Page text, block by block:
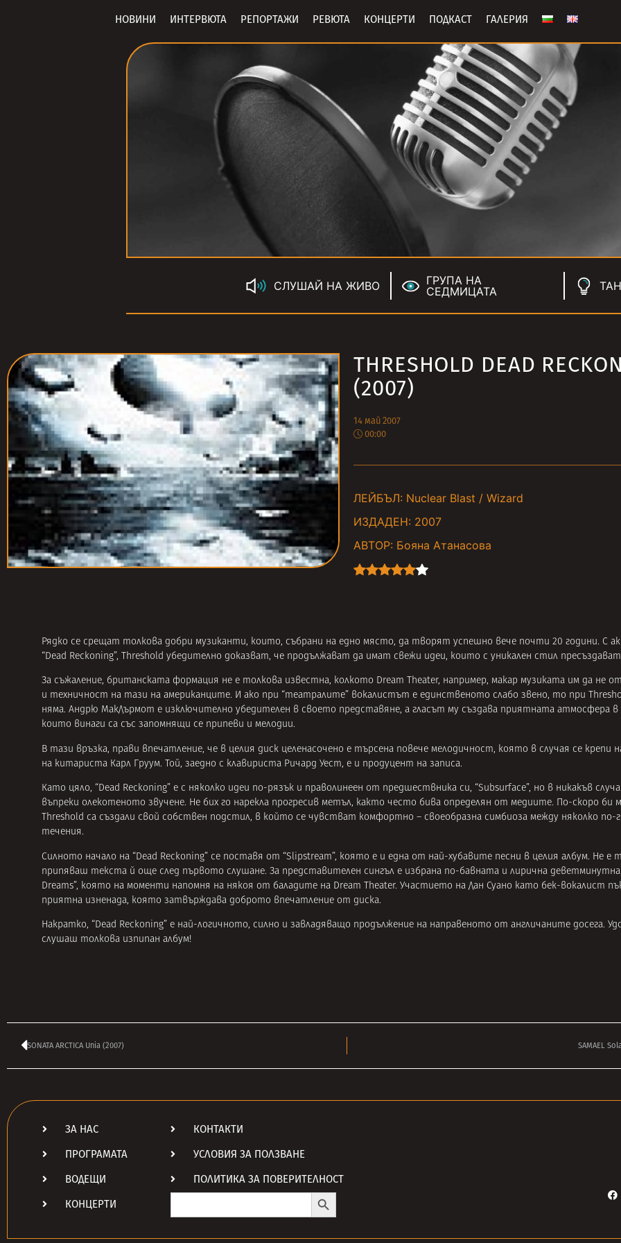
НОВИНИ ИНТЕРВЮТА РЕПОРТАЖИ РЕВЮТА КОНЦЕРТИ ПОДКАСТ ГАЛЕРИЯ
СЛУШАЙ НА ЖИВО
ГРУПА НА
СЕДМИЦАТА
THRESHOLD DEAD
(2007)
14 май 2007
00:00
ЛЕЙБЪЛ: Nuclear Blast / Wizard
ИЗДАДЕН: 2007
АВТОР: Бояна Атанасова
Рядко се срещат толкова добри музиканти, които, събрани на едно място, да творят успешно вече почти 20 години. С
“Dead Reckoning”, Threshold убедително доказват, че продължават да имат свежи идеи, които с уникален стил
За съжаление, британската формация не е толкова известна, колкото Dream Theater, например, макар музиката им да не
и техничност на тази на американците. И ако при “театралите” вокалистът е единственото слабо звено, то при
няма. Андрю МакДърмот е изключително убедителен в своето представяне, а гласът му създава приятната атмосфера в
които винаги са със запомнящи се припеви и мелодии.
В тази връзка, прави впечатление, че в целия диск целенасочено е търсена повече мелодичност, която в случая се крепи
на китариста Карл Груум. Той, заедно с клавириста Ричард Уест, е и продуцент на записа.
Като цяло, “Dead Reckoning” е с няколко идеи по-рязък и праволинеен от предшествника си, “Subsurface”, но в никакъв
въпреки олекотеното звучене. Не бих го нарекла прогресив метъл, както често бива определян от медиите. По-скоро би
Threshold са създали свой собствен подстил, в който се чувстват комфортно – своеобразна симбиоза между няколко по-
течения.
Силното начало на “Dead Reckoning” се поставя от “Slipstream”, която е и една от най-хубавите песни в целия албум. Не е
припяваш текста й още след първото слушане. За представителен сингъл е избрана по-бавната и лирична
Dreams”, която на моменти напомня на някоя от баладите на Dream Theater. Участието на Дан Суано като бек-вокалист
приятна изненада, която затвърждава доброто впечатление от диска.
Накратко, “Dead Reckoning” е най-логичното, силно и завладяващо продължение на направеното от англичаните досега.
слушаш толкова изпипан албум!
SONATA ARCTICA Unia (2007) SAMAEL
ЗА НАС
ПРОГРАМАТА
ВОДЕЩИ
КОНЦЕРТИ
КОНТАКТИ
УСЛОВИЯ ЗА ПОЛЗВАНЕ
ПОЛИТИКА ЗА ПОВЕРИТЕЛНОСТ
Search
Search Button